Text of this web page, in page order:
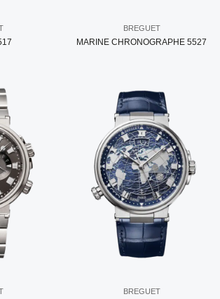
BREGUET
MARINE CHRONOGRAPHE 5527
BREGUET